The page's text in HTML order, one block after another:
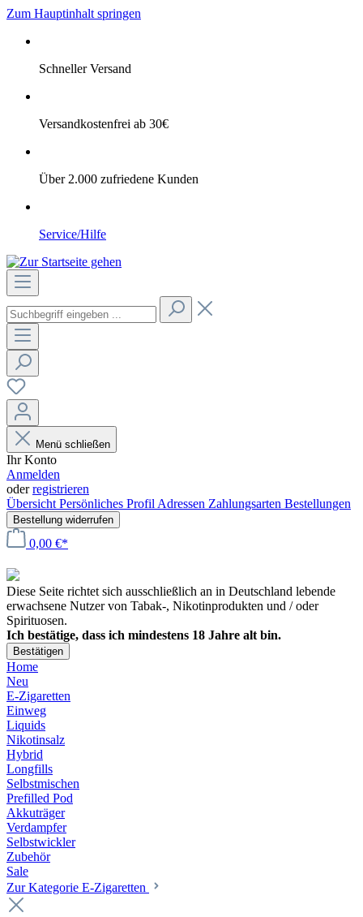
Zum Hauptinhalt springen
Schneller Versand
Versandkostenfrei ab 30€
Über 2.000 zufriedene Kunden
Service/Hilfe
Menü schließen
Ihr Konto
Anmelden
oderregistrieren
Übersicht Persönliches Profil Adressen Zahlungsarten Bestellungen
Bestellung widerrufen
0,00 €*
Diese Seite richtet sich ausschließlich an in Deutschland lebende
erwachsene Nutzer von Tabak-, Nikotinprodukten und / oder
Spirituosen.
Ich bestätige, dass ich mindestens 18 Jahre alt bin.
Bestätigen
Home
Neu
E-Zigaretten
Einweg
Liquids
Nikotinsalz
Hybrid
Longfills
Selbstmischen
Prefilled Pod
Akkuträger
Verdampfer
Selbstwickler
Zubehör
Sale
Zur Kategorie E-Zigaretten